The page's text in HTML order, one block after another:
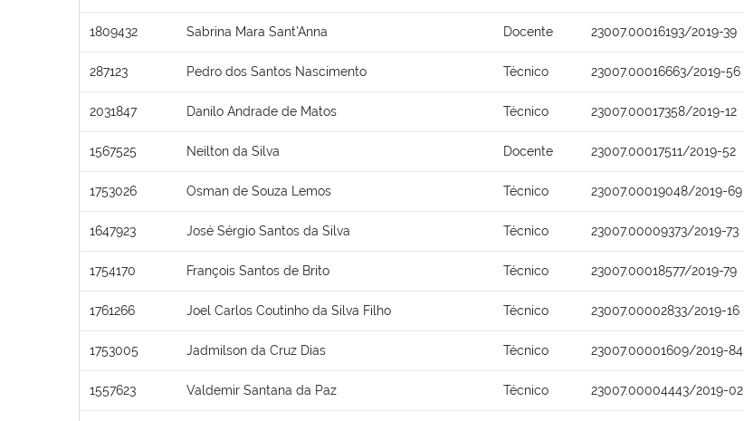
1809432 Sabrina Mara Sant’Anna Docente 23007.00016193/2019-39
287123 Pedro dos Santos Nascimento Técnico 23007.00016663/2019-56
2031847 Danilo Andrade de Matos Técnico 23007.00017358/2019-12
1567525 Neilton da Silva Docente 23007.00017511/2019-52
1753026 Osman de Souza Lemos Técnico 23007.00019048/2019-69
1647923 José Sérgio Santos da Silva Técnico 23007.00009373/2019-73
1754170 François Santos de Brito Técnico 23007.00018577/2019-79
1761266 Joel Carlos Coutinho da Silva Filho Técnico 23007.00002833/2019-16
1753005 Jadmilson da Cruz Dias Técnico 23007.00001609/2019-84
1557623 Valdemir Santana da Paz Técnico 23007.00004443/2019-02